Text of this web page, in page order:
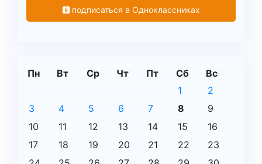
подписаться в Одноклассниках
Пн Вт Ср Чт Пт Сб Вс
1
2
3
4 5 6 7 8
9
10
11 12 13 14 15
16
17
18 19 20 21 22
23